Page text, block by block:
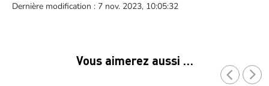
Dernière modification : 7 nov. 2023, 10:05:32
Vous aimerez aussi …